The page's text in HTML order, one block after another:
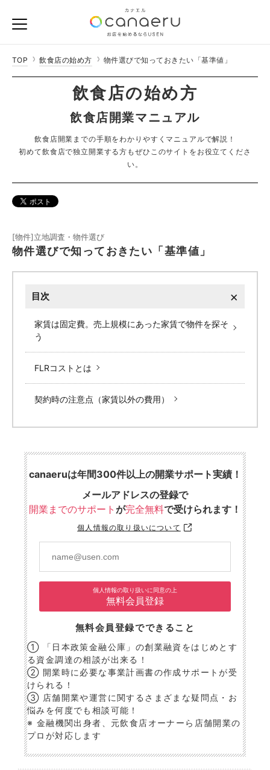
TOP 飲食店の始め方 物件選びで知っておきたい「基準値」
飲食店の始め方
飲食店開業マニュアル
飲食店開業までの手順をわかりやすくマニュアルで解説！
初めて飲食店で独立開業する方もぜひこのサイトをお役立てくださ
い。
[物件]立地調査・物件選び
物件選びで知っておきたい「基準値」
目次 ×
家賃は固定費。売上規模にあった家賃で物件を探そ
う
FLRコストとは
契約時の注意点（家賃以外の費用）
canaeruは年間300件以上の開業サポート実績！
メールアドレスの登録で
開業までのサポート が完全無料で受けられます！
個人情報の取り扱いについて
個人情報の取り扱いに同意の上
無料会員登録
無料会員登録でできること
① 「日本政策金融公庫」の創業融資をはじめとす
る資金調達の相談が出来る！
② 開業時に必要な事業計画書の作成サポートが受
けられる！
③ 店舗開業や運営に関するさまざまな疑問点・お
悩みを何度でも相談可能！
※ 金融機関出身者、元飲食店オーナーら店舗開業の
プロが対応します